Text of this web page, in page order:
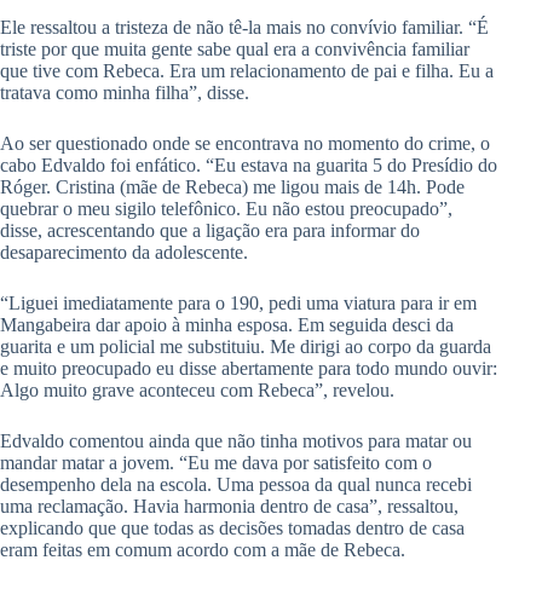
Ele ressaltou a tristeza de não tê-la mais no convívio familiar. “É
triste por que muita gente sabe qual era a convivência familiar
que tive com Rebeca. Era um relacionamento de pai e filha. Eu a
tratava como minha filha”, disse.
Ao ser questionado onde se encontrava no momento do crime, o
cabo Edvaldo foi enfático. “Eu estava na guarita 5 do Presídio do
Róger. Cristina (mãe de Rebeca) me ligou mais de 14h. Pode
quebrar o meu sigilo telefônico. Eu não estou preocupado”,
disse, acrescentando que a ligação era para informar do
desaparecimento da adolescente.
“Liguei imediatamente para o 190, pedi uma viatura para ir em
Mangabeira dar apoio à minha esposa. Em seguida desci da
guarita e um policial me substituiu. Me dirigi ao corpo da guarda
e muito preocupado eu disse abertamente para todo mundo ouvir:
Algo muito grave aconteceu com Rebeca”, revelou.
Edvaldo comentou ainda que não tinha motivos para matar ou
mandar matar a jovem. “Eu me dava por satisfeito com o
desempenho dela na escola. Uma pessoa da qual nunca recebi
uma reclamação. Havia harmonia dentro de casa”, ressaltou,
explicando que que todas as decisões tomadas dentro de casa
eram feitas em comum acordo com a mãe de Rebeca.